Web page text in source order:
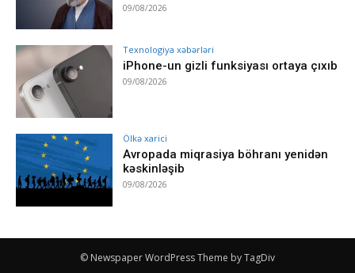
09/08/2026
Texnologiya xəbərləri
iPhone-un gizli funksiyası ortaya çıxıb
09/08/2026
Ölkə xarici
Avropada miqrasiya böhranı yenidən
kəskinləşib
09/08/2026
© Newspaper WordPress Theme by TagDiv